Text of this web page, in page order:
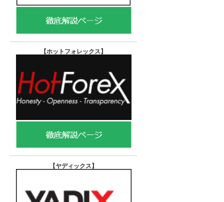
【ホットフォレックス】
【ヤディックス】